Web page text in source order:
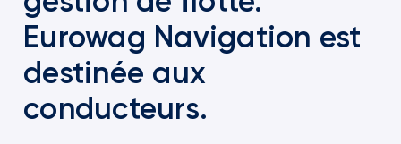
Eurowag Navigation est
destinée aux
conducteurs.